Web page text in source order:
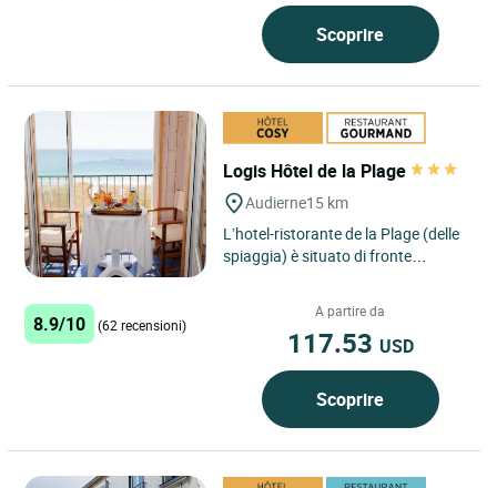
Scoprire
Logis Hôtel de la Plage
Audierne15 km
L’hotel-ristorante de la Plage (delle
spiaggia) è situato di fronte
8.9/10 (62 recensioni)
A partire da
117.53 USD
Scoprire